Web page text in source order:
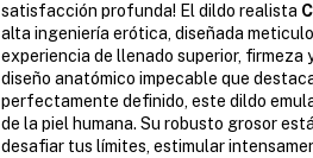
satisfacción profunda! El dildo realista
alta ingeniería erótica, diseñada
experiencia de llenado superior,
diseño anatómico impecable que
perfectamente definido, este dildo
de la piel humana. Su robusto grosor
desafiar tus límites, estimular